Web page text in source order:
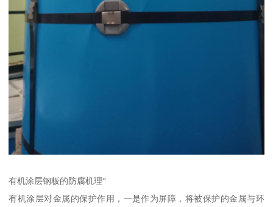
有机涂层钢板的防腐机理“
有机涂层对金属的保护作用，一是作为屏障，将被保护的金属与环